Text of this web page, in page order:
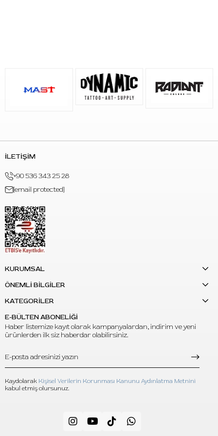
Ürün ekstra büyük boydur.
İLETİŞİM
+90 536 343 25 28
[email protected]
KURUMSAL
ÖNEMLİ BİLGİLER
KATEGORİLER
E-BÜLTEN ABONELİĞİ
Haber listemize kayıt olarak kampanyalardan, indirim ve yeni
ürünlerden ilk siz haberdar olabilirsiniz.
Kaydolarak Kişisel Verilerin Korunması Kanunu Aydınlatma Metnini
kabul etmiş olursunuz.